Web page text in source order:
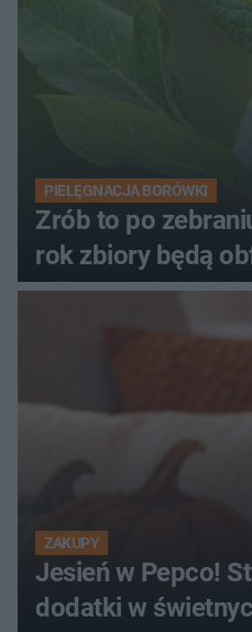
PIELĘGNACJA BORÓWKI
Zrób to po
rok zbiory będą
ZAKUPY
Jesień w Pepco!
dodatki w